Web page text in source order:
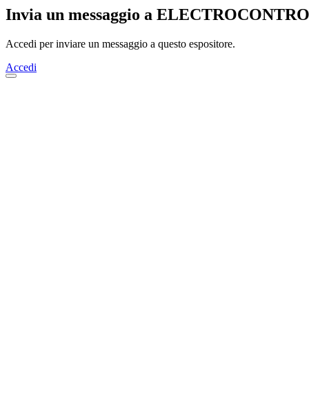
Invia un messaggio a
Accedi per inviare un messaggio a questo espositore.
Accedi